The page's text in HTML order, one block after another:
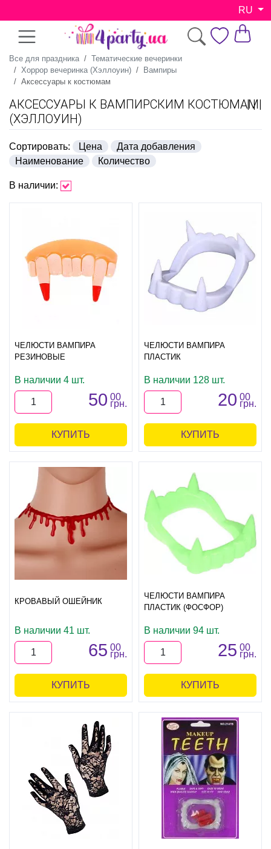
RU
Все для праздника
Тематические вечеринки
Хоррор вечеринка (Хэллоуин)
Вампиры
Аксессуары к костюмам
АКСЕССУАРЫ К ВАМПИРСКИМ КОСТЮМАМ
(ХЭЛЛОУИН)
Сортировать: Цена
Дата добавления
Наименование
Количество
В наличии:
ЧЕЛЮСТИ ВАМПИРА
РЕЗИНОВЫЕ
В наличии 4 шт.
50 00
грн.
КУПИТЬ
ЧЕЛЮСТИ ВАМПИРА
ПЛАСТИК
В наличии 128 шт.
20 00
грн.
КУПИТЬ
КРОВАВЫЙ ОШЕЙНИК
В наличии 41 шт.
65 00
грн.
КУПИТЬ
ЧЕЛЮСТИ ВАМПИРА
ПЛАСТИК (ФОСФОР)
В наличии 94 шт.
25 00
грн.
КУПИТЬ